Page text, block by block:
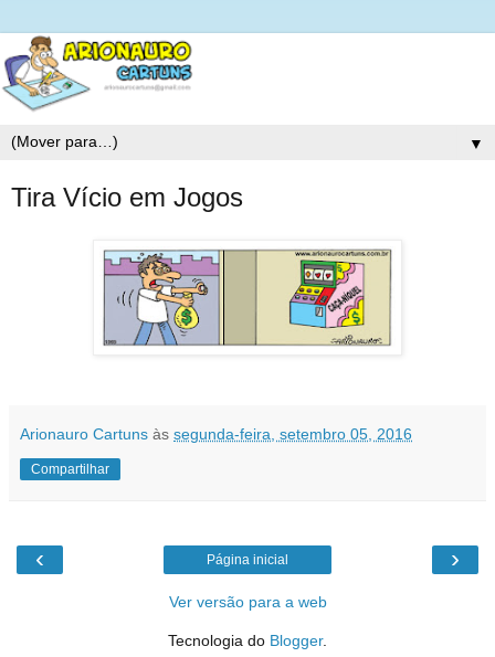
▼
Tira Vício em Jogos
Arionauro Cartuns às segunda-feira, setembro 05, 2016
Compartilhar
‹ ›
Página inicial
Ver versão para a web
Tecnologia do Blogger.